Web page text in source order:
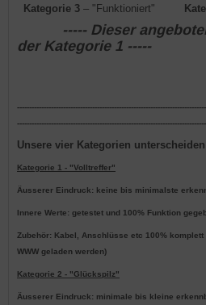
Kategorie 3 – "Funktioniert"
----- Dieser
der Kategorie 1 -----
Unsere vier Kategorien
Kategorie 1 - "Volltreffer"
Äusserer Eindruck: keine bis minimalste
Innere Werte: getestet und 100% Funktion
Zubehör: Kabel, Anschlüsse etc 100%
WWW geladen werden)
Kategorie 2 - "Glückspilz"
Äusserer Eindruck: minimale bis kleine